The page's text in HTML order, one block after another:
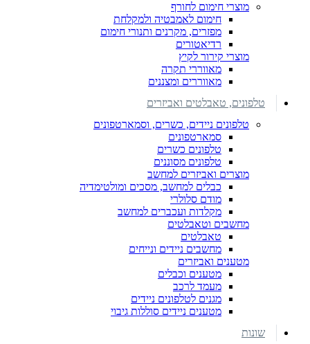
מוצרי חימום לחורף
חימום לאמבטיה ולמקלחת
מפזרים, מקרנים ותנורי חימום
רדיאטורים
מוצרי קירור לקיץ
מאווררי תקרה
מאווררים ומצננים
טלפונים, טאבלטים ואביזרים
טלפונים ניידים, כשרים, וסמארטפונים
סמארטפונים
טלפונים כשרים
טלפונים מסוננים
מוצרים ואביזרים למחשב
כבלים למחשב, מסכים ומולטימדיה
מודם סלולרי
מקלדות ועכברים למחשב
מחשבים וטאבלטים
טאבלטים
מחשבים ניידים ונייחים
מטענים ואביזרים
מטענים וכבלים
מעמד לרכב
מגנים לטלפונים ניידים
מטענים ניידים סוללות גיבוי
שונות